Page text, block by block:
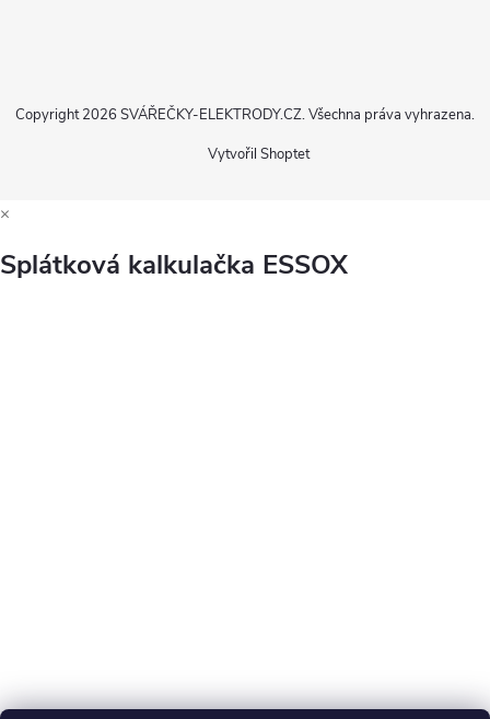
Vytvořil Shoptet
Copyright 2026 SVÁŘEČKY-ELEKTRODY.CZ. Všechna práva vyhrazena.
×
Splátková kalkulačka ESSOX